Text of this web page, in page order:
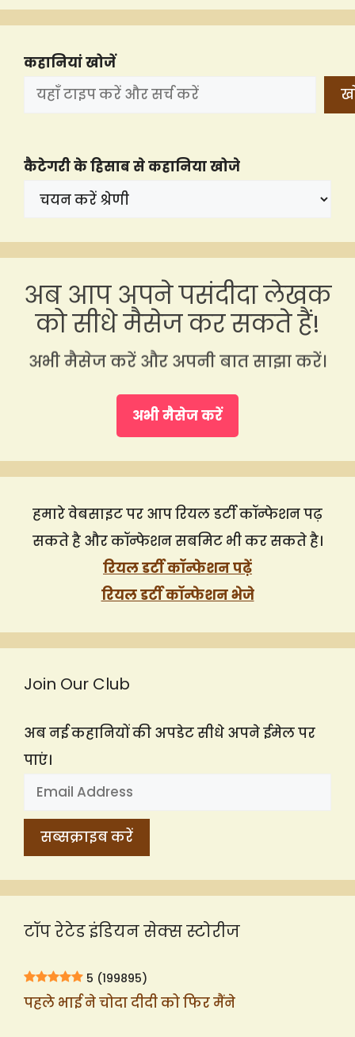
कहानियां खोजें
कैटेगरी के हिसाब से कहानिया खोजे
अब आप अपने पसंदीदा लेखक
को सीधे मैसेज कर सकते हैं!
अभी मैसेज करें और अपनी बात साझा करें।
अभी मैसेज करें
हमारे वेबसाइट पर आप रियल डर्टी कॉन्फेशन पढ़
सकते है और कॉन्फेशन सबमिट भी कर सकते है।
रियल डर्टी कॉन्फेशन पढ़ें
रियल डर्टी कॉन्फेशन भेजे
Join Our Club
अब नई कहानियों की अपडेट सीधे अपने ईमेल पर
पाएं।
टॉप रेटेड इंडियन सेक्स स्टोरीज
5 (199895)
पहले भाई ने चोदा दीदी को फिर मैंने